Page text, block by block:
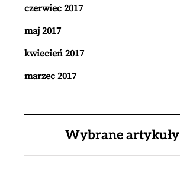
czerwiec 2017
maj 2017
kwiecień 2017
marzec 2017
Wybrane artykuły